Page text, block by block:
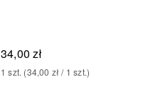
34,00 zł
1 szt. (34,00 zł / 1 szt.)